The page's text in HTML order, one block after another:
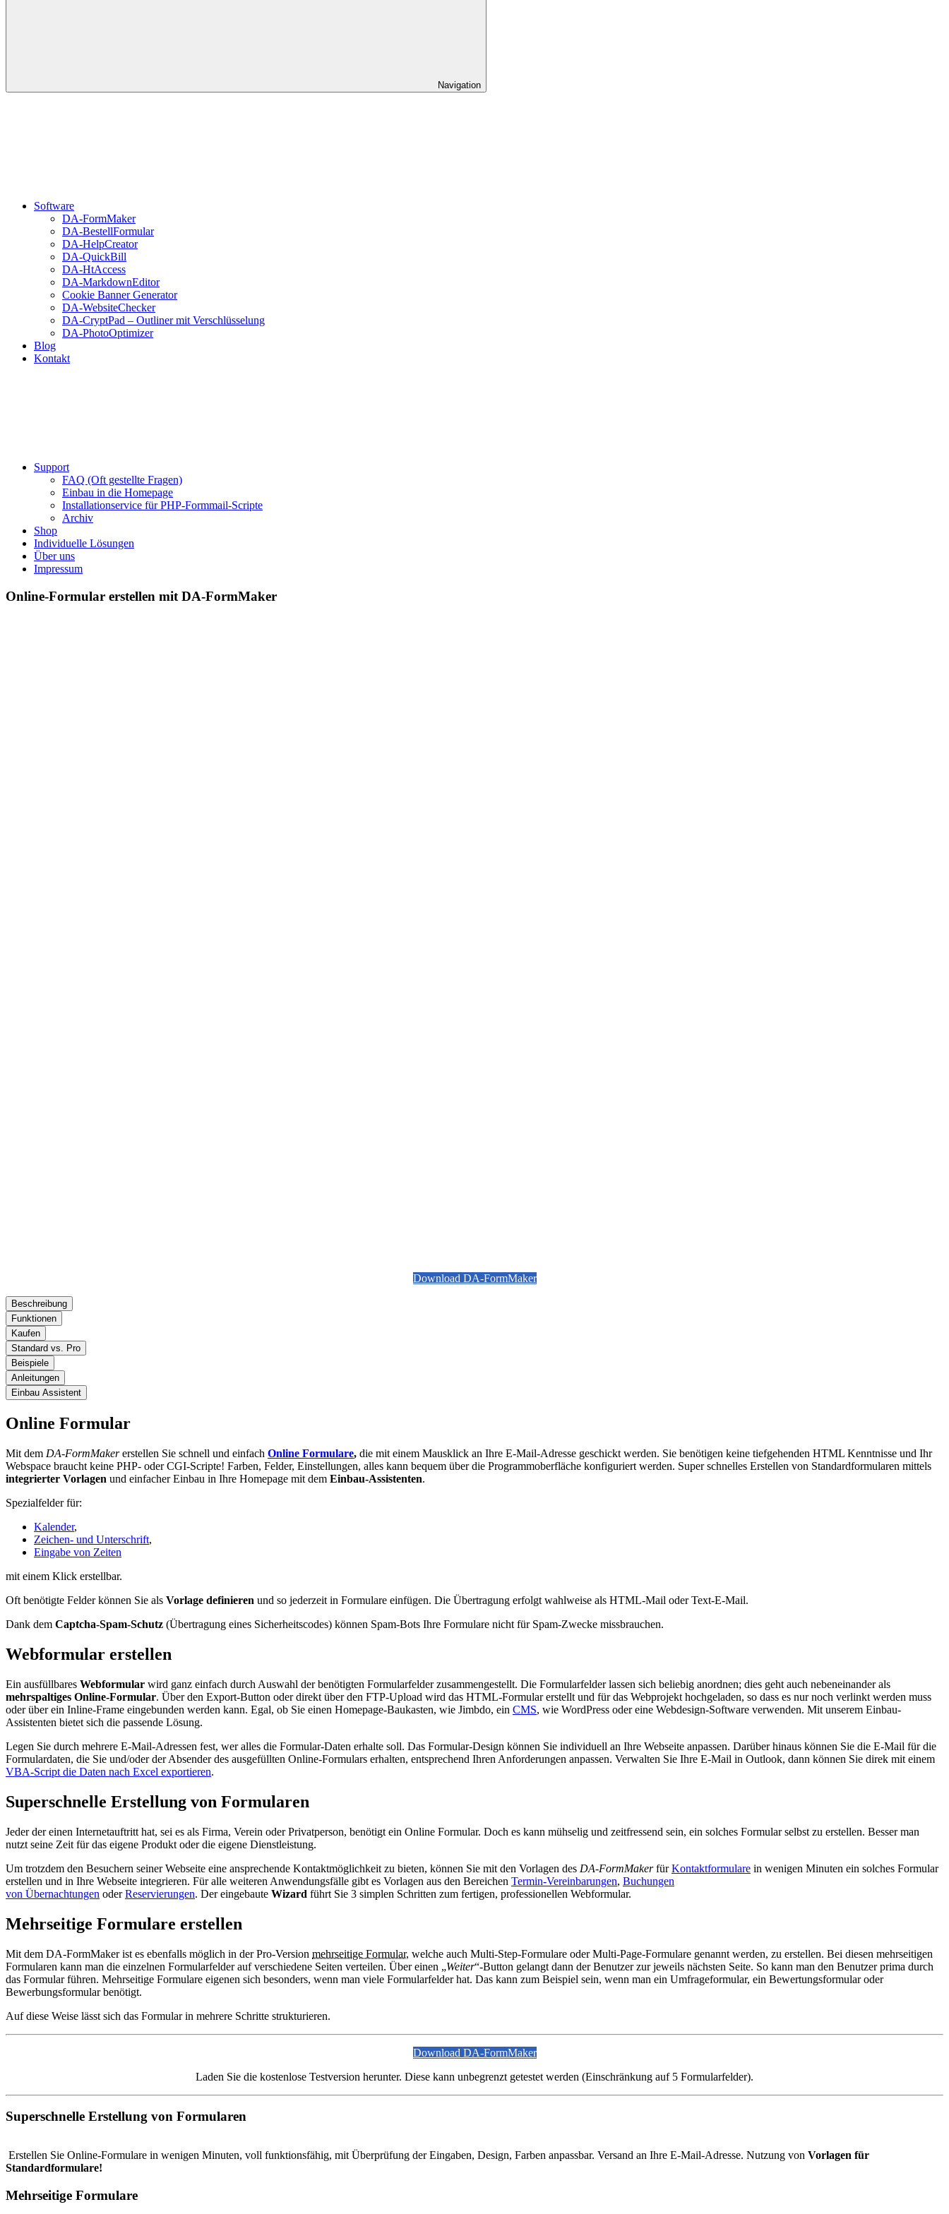
Navigation
Software
DA-FormMaker
DA-BestellFormular
DA-HelpCreator
DA-QuickBill
DA-HtAccess
DA-MarkdownEditor
Cookie Banner Generator
DA-WebsiteChecker
DA-CryptPad – Outliner mit Verschlüsselung
DA-PhotoOptimizer
Blog
Kontakt
Support
FAQ (Oft gestellte Fragen)
Einbau in die Homepage
Installationservice für PHP-Formmail-Scripte
Archiv
Shop
Individuelle Lösungen
Über uns
Impressum
Online-Formular erstellen mit DA-FormMaker
Download DA-FormMaker
Beschreibung
Funktionen
Kaufen
Standard vs. Pro
Beispiele
Anleitungen
Einbau Assistent
Online Formular
Mit dem DA-FormMakererstellen Sie schnell und einfach Online Formulare, die mit einem Mausklick an Ihre E-Mail-Adresse geschickt werden. Sie benötigen keine tiefgehenden HTML Kenntnisse und Ihr
Webspace braucht keine PHP- oder CGI-Scripte! Farben, Felder, Einstellungen, alles kann bequem über die Programmoberfläche konfiguriert werden. Super schnelles Erstellen von Standardformularen mittels
integrierter Vorlagen und einfacher Einbau in Ihre Homepage mit dem Einbau-Assistenten.
Spezialfelder für:
Kalender,
Zeichen- und Unterschrift,
Eingabe von Zeiten
mit einem Klick erstellbar.
Oft benötigte Felder können Sie als Vorlage definieren und so jederzeit in Formulare einfügen. Die Übertragung erfolgt wahlweise als HTML-Mail oder Text-E-Mail.
Dank dem Captcha-Spam-Schutz (Übertragung eines Sicherheitscodes) können Spam-Bots Ihre Formulare nicht für Spam-Zwecke missbrauchen.
Webformular erstellen
Ein ausfüllbares Webformular wird ganz einfach durch Auswahl der benötigten Formularfelder zusammengestellt. Die Formularfelder lassen sich beliebig anordnen; dies geht auch nebeneinander als
mehrspaltiges Online-Formular. Über den Export-Button oder direkt über den FTP-Upload wird das HTML-Formular erstellt und für das Webprojekt hochgeladen, so dass es nur noch verlinkt werden muss
oder über ein Inline-Frame eingebunden werden kann. Egal, ob Sie einen Homepage-Baukasten, wie Jimbdo, ein CMS, wie WordPress oder eine Webdesign-Software verwenden. Mit unserem Einbau-
Assistenten bietet sich die passende Lösung.
Legen Sie durch mehrere E-Mail-Adressen fest, wer alles die Formular-Daten erhalte soll. Das Formular-Design können Sie individuell an Ihre Webseite anpassen. Darüber hinaus können Sie die E-Mail für die
Formulardaten, die Sie und/oder der Absender des ausgefüllten Online-Formulars erhalten, entsprechend Ihren Anforderungen anpassen. Verwalten Sie Ihre E-Mail in Outlook, dann können Sie direk mit einem
VBA-Script die Daten nach Excel exportieren.
Superschnelle Erstellung von Formularen
Jeder der einen Internetauftritt hat, sei es als Firma, Verein oder Privatperson, benötigt ein Online Formular. Doch es kann mühselig und zeitfressend sein, ein solches Formular selbst zu erstellen. Besser man
nutzt seine Zeit für das eigene Produkt oder die eigene Dienstleistung.
Um trotzdem den Besuchern seiner Webseite eine ansprechende Kontaktmöglichkeit zu bieten, können Sie mit den Vorlagen des DA-FormMakerfürKontaktformulare in wenigen Minuten ein solches Formular
erstellen und in Ihre Webseite integrieren. Für alle weiteren Anwendungsfälle gibt es Vorlagen aus den Bereichen Termin-Vereinbarungen, Buchungen
von Übernachtungen oderReservierungen. Der eingebaute Wizard führt Sie 3 simplen Schritten zum fertigen, professionellen Webformular.
Mehrseitige Formulare erstellen
Mit dem DA-FormMaker ist es ebenfalls möglich in der Pro-Version mehrseitige Formular, welche auch Multi-Step-Formulare oder Multi-Page-Formulare genannt werden, zu erstellen. Bei diesen mehrseitigen
Formularen kann man die einzelnen Formularfelder auf verschiedene Seiten verteilen. Über einen „Weiter“-Button gelangt dann der Benutzer zur jeweils nächsten Seite. So kann man den Benutzer prima durch
das Formular führen. Mehrseitige Formulare eigenen sich besonders, wenn man viele Formularfelder hat. Das kann zum Beispiel sein, wenn man ein Umfrageformular, ein Bewertungsformular oder
Bewerbungsformular benötigt.
Auf diese Weise lässt sich das Formular in mehrere Schritte strukturieren.
Download DA-FormMaker
Laden Sie die kostenlose Testversion herunter. Diese kann unbegrenzt getestet werden (Einschränkung auf 5 Formularfelder).
Superschnelle Erstellung von Formularen
Erstellen Sie Online-Formulare in wenigen Minuten, voll funktionsfähig, mit Überprüfung der Eingaben, Design, Farben anpassbar. Versand an Ihre E-Mail-Adresse. Nutzung von Vorlagen für
Standardformulare!
Mehrseitige Formulare